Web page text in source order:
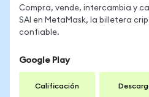
Compra, vende, intercambia y
SAI en MetaMask, la billetera
confiable.
Google Play
Calificación